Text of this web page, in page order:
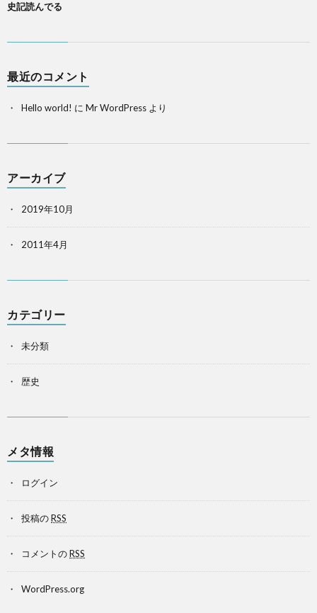
史記読んでる
最近のコメント
Hello world! に Mr WordPress より
アーカイブ
2019年10月
2011年4月
カテゴリー
未分類
歴史
メタ情報
ログイン
投稿のRSS
コメントのRSS
WordPress.org